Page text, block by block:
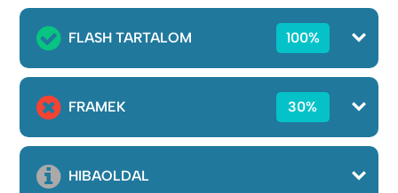
FLASH TARTALOM 100%
FRAMEK 30%
HIBAOLDAL